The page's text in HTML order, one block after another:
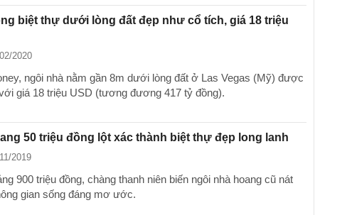
biệt thự dưới lòng đất đẹp như cổ tích, giá 18 triệu
2020
ngôi nhà nằm gần 8m dưới lòng đất ở Las Vegas (Mỹ) được
giá 18 triệu USD (tương đương 417 tỷ đồng).
50 triệu đồng lột xác thành biệt thự đẹp long lanh
2019
900 triệu đồng, chàng thanh niên biến ngôi nhà hoang cũ nát
gian sống đáng mơ ước.